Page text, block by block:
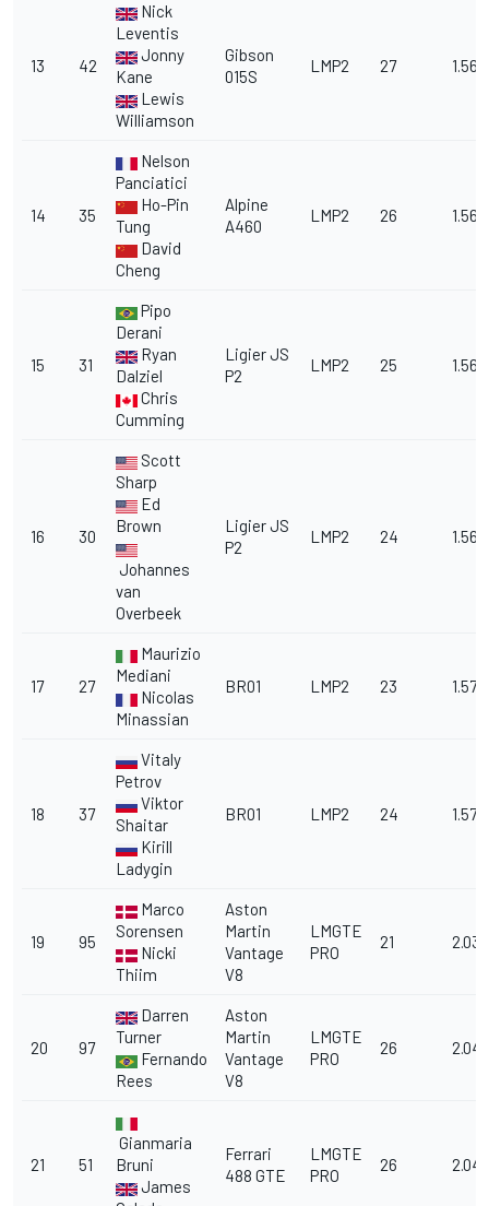
13 42
Nick
Leventis
Jonny
Kane
Lewis
Williamson
Gibson
015S
LMP2 27
14 35
Nelson
Panciatici
Ho-Pin
Tung
David
Cheng
Alpine
A460
LMP2 26
15 31
Pipo
Derani
Ryan
Dalziel
Chris
Cumming
Ligier JS
P2
LMP2 25
16 30
Scott
Sharp
Ed
Brown
Johannes
van
Overbeek
Ligier JS
P2
LMP2 24
17 27
Maurizio
Mediani
Nicolas
Minassian
BR01 LMP2 23
18 37
Vitaly
Petrov
Viktor
Shaitar
Kirill
Ladygin
BR01 LMP2 24
19 95
Marco
Sorensen
Nicki
Thiim
Aston
Martin
Vantage
V8
LMGTE
PRO
21
20 97
Darren
Turner
Fernando
Rees
Aston
Martin
Vantage
V8
LMGTE
PRO
26
21 51
Gianmaria
Bruni
James
Ferrari
488 GTE
LMGTE
PRO
26